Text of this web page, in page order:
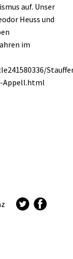
auf. Unser
Heuss und
im
Appell.html